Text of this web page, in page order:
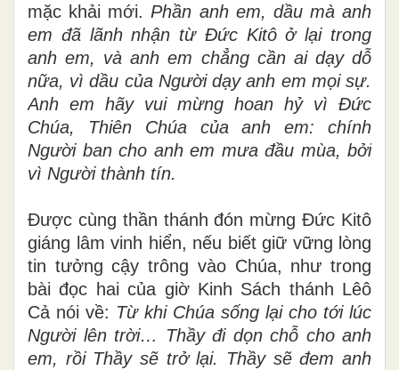
mặc khải mới. Phần anh em, dầu mà anh
em đã lãnh nhận từ Đức Kitô ở lại trong
anh em, và anh em chẳng cần ai dạy dỗ
nữa, vì dầu của Người dạy anh em mọi sự.
Anh em hãy vui mừng hoan hỷ vì Đức
Chúa, Thiên Chúa của anh em: chính
Người ban cho anh em mưa đầu mùa, bởi
vì Người thành tín.
Được cùng thần thánh đón mừng Đức Kitô
giáng lâm vinh hiển, nếu biết giữ vững lòng
tin tưởng cậy trông vào Chúa, như trong
bài đọc hai của giờ Kinh Sách thánh Lêô
Cả nói về: Từ khi Chúa sống lại cho tới lúc
Người lên trời… Thầy đi dọn chỗ cho anh
em, rồi Thầy sẽ trở lại. Thầy sẽ đem anh